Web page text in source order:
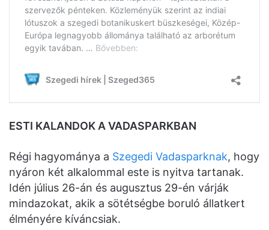
ESTI KALANDOK A VADASPARKBAN
Régi hagyománya a Szegedi Vadasparknak, hogy
nyáron két alkalommal este is nyitva tartanak.
Idén július 26-án és augusztus 29-én várják
mindazokat, akik a sötétségbe boruló állatkert
élményére kíváncsiak.